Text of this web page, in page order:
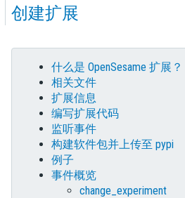
创建扩展
什么是 OpenSesame 扩展？
相关文件
扩展信息
编写扩展代码
监听事件
构建软件包并上传至 pypi
例子
事件概览
change_experiment